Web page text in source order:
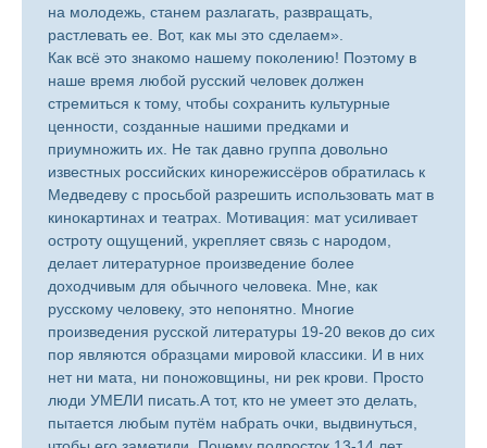
на молодежь, станем разлагать, развращать,
растлевать ее. Вот, как мы это сделаем».
Как всё это знакомо нашему поколению! Поэтому в
наше время любой русский человек должен
стремиться к тому, чтобы сохранить культурные
ценности, созданные нашими предками и
приумножить их. Не так давно группа довольно
известных российских кинорежиссёров обратилась к
Медведеву с просьбой разрешить использовать мат в
кинокартинах и театрах. Мотивация: мат усиливает
остроту ощущений, укрепляет связь с народом,
делает литературное произведение более
доходчивым для обычного человека. Мне, как
русскому человеку, это непонятно. Многие
произведения русской литературы 19-20 веков до сих
пор являются образцами мировой классики. И в них
нет ни мата, ни поножовщины, ни рек крови. Просто
люди УМЕЛИ писать.А тот, кто не умеет это делать,
пытается любым путём набрать очки, выдвинуться,